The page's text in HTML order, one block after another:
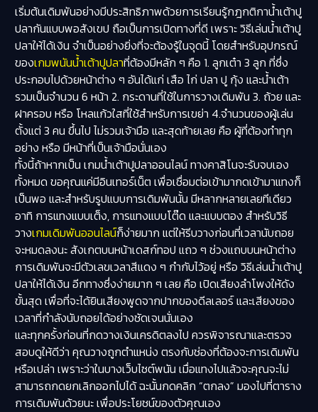
เริ่มต้นเดิมพันอย่างมีประสิทธิภาพด้วยการเรียนรู้กฎกติกาน้ำเต้าปู
ปลากันแบบพอสังเขป ถือเป็นการเปิดทางที่ดี เพราะ วิธีเล่นน้ำเต้าปู
ปลาให้ได้เงิน จำเป็นอย่างยิ่งที่จะต้องรู้ในจุดนี้ โดยสำหรับอุปกรณ์
ของเกมพนันน้ำเต้าปูปลาที่ต้องมีหลัก ๆ คือ 1. ลูกเต๋า 3 ลูก ที่ซึ่ง
ประกอบไปด้วยหน้าต่าง ๆ อันได้แก่ เสือ ไก่ ปลา ปู กุ้ง และน้ำเต้า
รวมเป็นจำนวน 6 หน้า 2. กระดานที่ใช้ในการวางเดิมพัน 3. ถ้วย และ
ฝาครอบ หรือ โหลแก้วใสที่ใช้สำหรับการเขย่า 4.จำนวนของผู้เล่น
ตั้งแต่ 3 คน ขึ้นไป ไม่รวมเจ้ามือ และสุดท้ายเลย คือ ผู้ที่ต้องทำทุก
อย่าง หรือ มีหน้าที่เป็นเจ้ามือนั่นเอง
ทั้งนี้ถ้าหากเป็น เกมน้ำเต้าปูปลาออนไลน์ ทางคาสิโนจะรับจบเอง
ทั้งหมด ขอคุณแค่มีอินเทอร์เน็ต เพื่อเชื่อมต่อเข้ามากดเข้ามาแทงก็
เป็นพอ และสำหรับรูปแบบการเดิมพันนั้น มีหลากหลายเลยทีเดียว
อาทิ การแทงแบบเต็ง, การแทงแบบโต๊ด และแบบตอง สำหรับวิธี
วางเกมเดิมพันออนไลน์ก็ง่ายมาก แต่ให้รีบวางก่อนที่เวลานับถอย
จะหมดลงนะ สังเกตบนหน้าเดสก์ทอป แถว ๆ ช่วงแถบบนหน้าต่าง
การเดิมพันจะมีตัวเลขเวลาสีแดง ๆ กำกับไว้อยู่ หรือ วิธีเล่นน้ำเต้าปู
ปลาให้ได้เงิน อีกทางซึ่งง่ายมาก ๆ เลย คือ เปิดเสียงลำโพงให้ดัง
ขั้นสุด เพื่อที่จะได้ยินเสียงพูดจากปากของดีลเลอร์ และเสียงของ
เวลาที่กำลังนับถอยได้อย่างชัดเจนนั่นเอง
และทุกครั้งก่อนที่กดวางเงินเครดิตลงไป ควรพิจารณาและตรวจ
สอบดูให้ดีว่า คุณวางถูกตำแหน่ง ตรงกับช่องที่ต้องจะการเดิมพัน
หรือเปล่า เพราะว่าในบางเว็บไซต์พนัน เมื่อแทงไปแล้วจะคุณจะไม่
สามารถกดยกเลิกออกไปได้ ฉะนั้นกดคลิก “ตกลง” มองไปที่ตาราง
การเดิมพันด้วยนะ เพื่อประโยชน์ของตัวคุณเอง